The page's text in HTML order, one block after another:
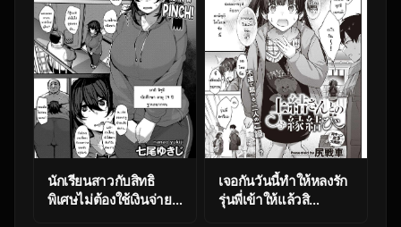
นักเรียนสาวกับสิทธิ
พิเศษไม่ต้องใช้เงินจ่าย
เจอกันวันนี้ทำให้หลงรัก
รุ่นพี่เข้าให้แล้วสิ